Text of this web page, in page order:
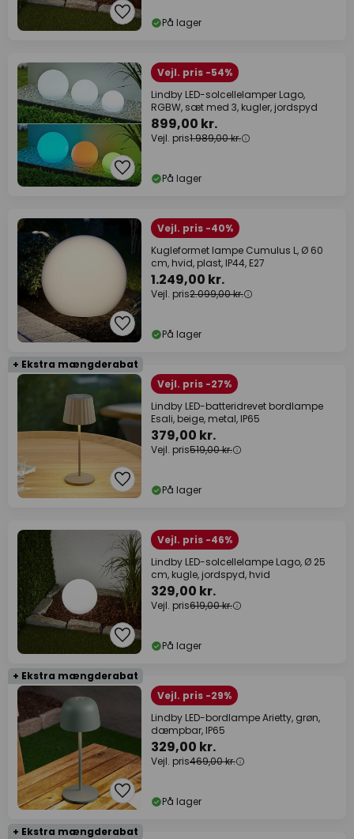
På lager
Vejl. pris -54%
Lindby LED-solcellelamper Lago,
RGBW, sæt med 3, kugler, jordspyd
899,00 kr.
Vejl. pris1.989,00 kr.
På lager
Vejl. pris -40%
Kugleformet lampe Cumulus L, Ø 60
cm, hvid, plast, IP44, E27
1.249,00 kr.
Vejl. pris2.099,00 kr.
På lager
+ Ekstra mængderabat
Vejl. pris -27%
Lindby LED-batteridrevet bordlampe
Esali, beige, metal, IP65
379,00 kr.
Vejl. pris519,00 kr.
På lager
Vejl. pris -46%
Lindby LED-solcellelampe Lago, Ø 25
cm, kugle, jordspyd, hvid
329,00 kr.
Vejl. pris619,00 kr.
På lager
+ Ekstra mængderabat
Vejl. pris -29%
Lindby LED-bordlampe Arietty, grøn,
dæmpbar, IP65
329,00 kr.
Vejl. pris469,00 kr.
På lager
+ Ekstra mængderabat